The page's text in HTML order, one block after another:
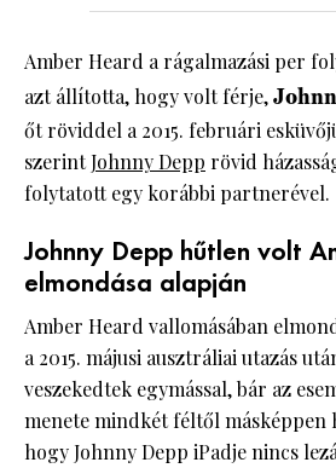
Amber Heard a rágalmazási per
azt állította, hogy volt férje,
őt röviddel a 2015. februári
szerintJohnny Depp rövid
folytatott egy korábbi partnerével.
Johnny Depp hűtlen volt
elmondása alapján
Amber Heard vallomásában
a 2015. májusi ausztráliai utazás
veszekedtek egymással, bár az
menete mindkét féltől másképpen
hogy Johnny Depp iPadje nincs